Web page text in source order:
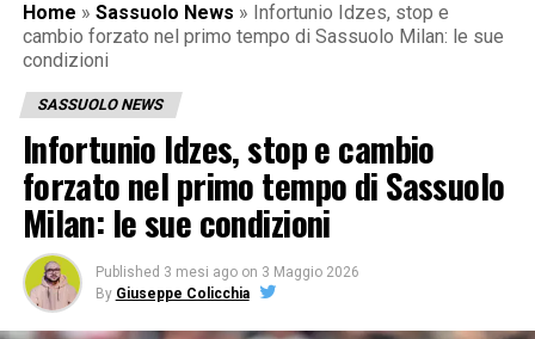
Home » Sassuolo News » Infortunio Idzes, stop e
cambio forzato nel primo tempo di Sassuolo Milan: le sue
condizioni
SASSUOLO NEWS
Infortunio Idzes, stop e cambio
forzato nel primo tempo di Sassuolo
Milan: le sue condizioni
Published 3 mesi ago on 3 Maggio 2026
By Giuseppe Colicchia